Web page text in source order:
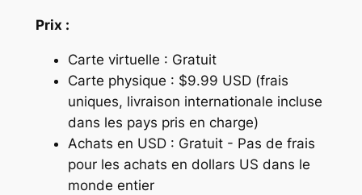
Prix :
Carte virtuelle : Gratuit
Carte physique : $9.99 USD (frais
uniques, livraison internationale incluse
dans les pays pris en charge)
Achats en USD : Gratuit - Pas de frais
pour les achats en dollars US dans le
monde entier